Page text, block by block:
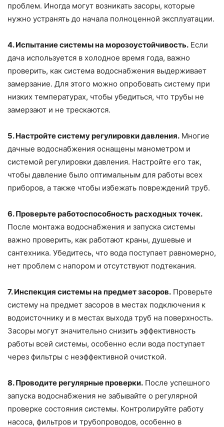
проблем. Иногда могут возникать засоры, которые
нужно устранять до начала полноценной эксплуатации.
4. Испытание системы на морозоустойчивость. Если
дача используется в холодное время года, важно
проверить, как система водоснабжения выдерживает
замерзание. Для этого можно опробовать систему при
низких температурах, чтобы убедиться, что трубы не
замерзают и не трескаются.
5. Настройте систему регулировки давления. Многие
дачные водоснабжения оснащены манометром и
системой регулировки давления. Настройте его так,
чтобы давление было оптимальным для работы всех
приборов, а также чтобы избежать повреждений труб.
6. Проверьте работоспособность расходных точек.
После монтажа водоснабжения и запуска системы
важно проверить, как работают краны, душевые и
сантехника. Убедитесь, что вода поступает равномерно,
нет проблем с напором и отсутствуют подтекания.
7. Инспекция системы на предмет засоров. Проверьте
систему на предмет засоров в местах подключения к
водоисточнику и в местах выхода труб на поверхность.
Засоры могут значительно снизить эффективность
работы всей системы, особенно если вода поступает
через фильтры с неэффективной очисткой.
8. Проводите регулярные проверки. После успешного
запуска водоснабжения не забывайте о регулярной
проверке состояния системы. Контролируйте работу
насоса, фильтров и трубопроводов, особенно в